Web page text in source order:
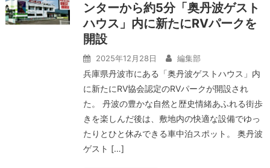
ンターから約5分「奥丹波ゲスト
ハウス」内に新たにRVパークを
開設
2025年12月28日 編集部
兵庫県丹波市にある「奥丹波ゲストハウス」内
に新たにRV協会認定のRVパークが開設され
た。 丹波の豊かな自然と歴史情緒あふれる街歩
きを楽しんだ後は、敷地内の快適な設備でゆっ
たりとひと休みできる車中泊スポット。 奥丹波
ゲスト […]